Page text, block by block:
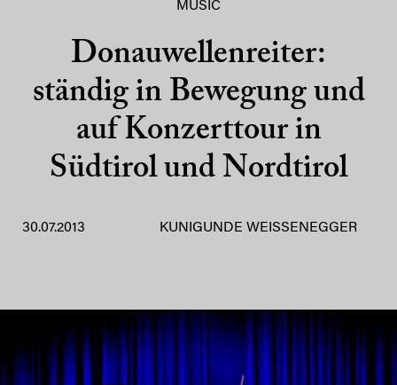
MUSIC
Donauwellenreiter:
ständig in Bewegung und
auf Konzerttour in
Südtirol und Nordtirol
30.07.2013 KUNIGUNDE WEISSENEGGER